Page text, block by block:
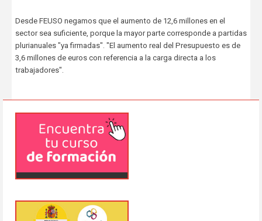
Desde FEUSO negamos que el aumento de 12,6 millones en el
sector sea suficiente, porque la mayor parte corresponde a partidas
plurianuales "ya firmadas". "El aumento real del Presupuesto es de
3,6 millones de euros con referencia a la carga directa a los
trabajadores".